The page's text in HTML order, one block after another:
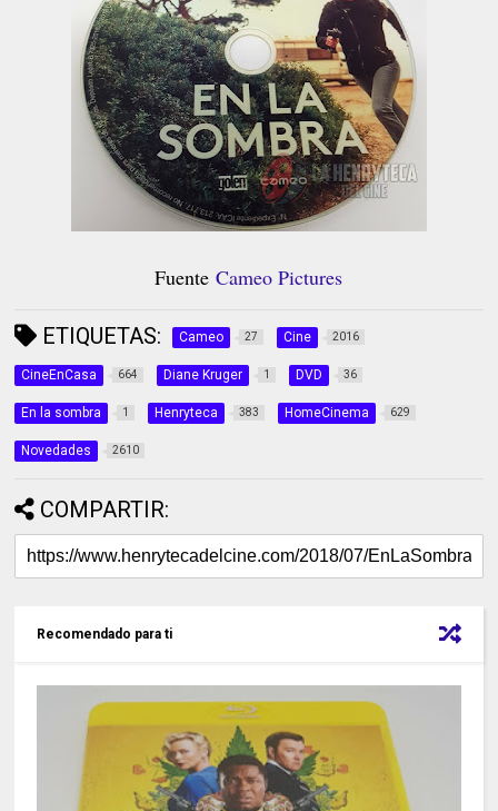
FuenteCameo Pictures
ETIQUETAS: Cameo 27 Cine 2016
CineEnCasa 664 Diane Kruger 1 DVD 36
En la sombra 1 Henryteca 383 HomeCinema 629
Novedades 2610
COMPARTIR:
Recomendado para ti